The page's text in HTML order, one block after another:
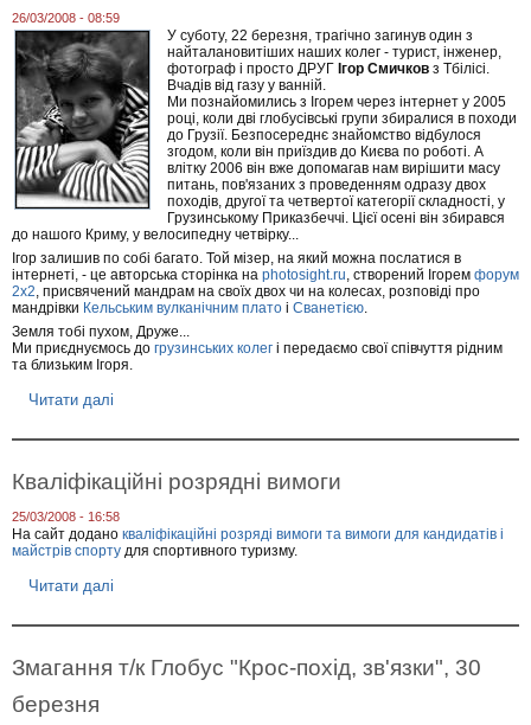
н
й
в
е
ч
і
р
-
А
ф
и
к
а
т
а
в
е
л
Т
н
ь
-
е
,
26/03/2008 - 08:59
У суботу, 22 березня, трагічно загинув один з
найталановитіших наших колег - турист, інженер,
фотограф і просто ДРУГ Ігор Смичковз Тбілісі.
Вчадів від газу у ванній.
Ми познайомились з Ігорем через інтернет у 2005
році, коли дві глобусівські групи збиралися в походи
до Грузії. Безпосереднє знайомство відбулося
згодом, коли він приїздив до Києва по роботі. А
влітку 2006 він вже допомагав нам вирішити масу
питань, пов'язаних з проведенням одразу двох
походів, другої та четвертої категорії складності, у
Грузинському Приказбеччі. Цієї осені він збирався
до нашого Криму, у велосипедну четвірку...
Ігор залишив по собі багато. Той мізер, на який можна послатися в
інтернеті, - це авторська сторінка на photosight.ru, створений Ігорем форум
2x2, присвячений мандрам на своїх двох чи на колесах, розповіді про
мандрівки Кельським вулканічним плато і Сванетією.
Земля тобі пухом, Друже...
Ми приєднуємось до грузинських колег і передаємо свої співчуття рідним
та близьким Ігоря.
Читати далі
о
і
л
а
п
я
ь
Кваліфікаційні розрядні вимоги
25/03/2008 - 16:58
На сайт додано кваліфікаційні розряді вимоги та вимоги для кандидатів і
майстрів спорту для спортивного туризму.
Читати далі
о
а
Змагання т/к Глобус "Крос-похід, зв'язки", 30
березня